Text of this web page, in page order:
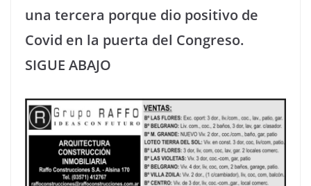
una tercera porque dio positivo de
Covid en la puerta del Congreso.
SIGUE ABAJO